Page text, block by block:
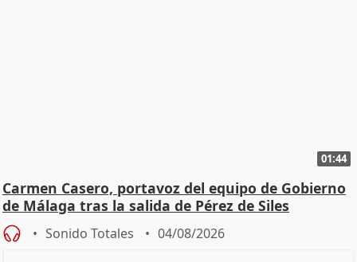
01:44
Carmen Casero, portavoz del equipo de Gobierno
de Málaga tras la salida de Pérez de Siles
Sonido Totales 04/08/2026